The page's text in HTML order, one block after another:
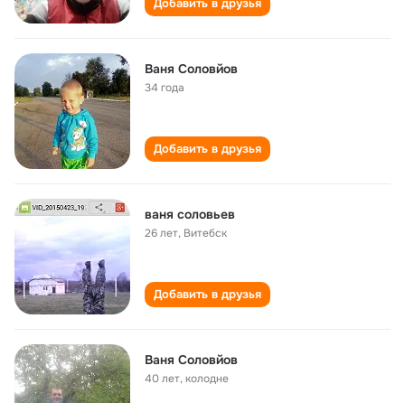
Добавить в друзья
Ваня Соловйов
34 года
Добавить в друзья
ваня соловьев
26 лет, Витебск
Добавить в друзья
Ваня Соловйов
40 лет,колодне